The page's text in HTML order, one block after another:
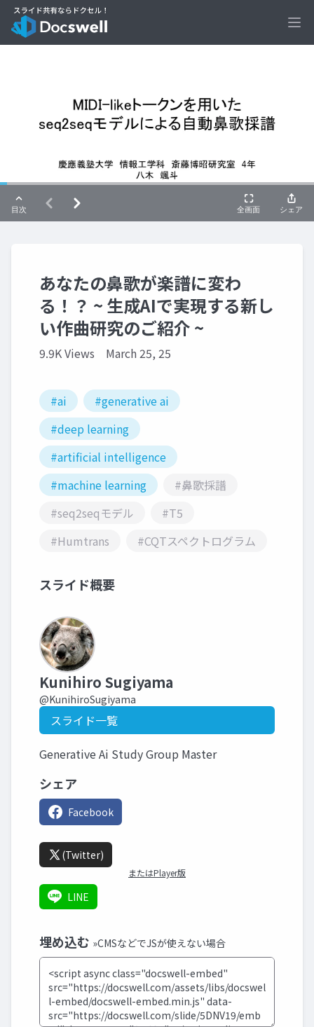
あなたの鼻歌が楽譜に変わ
る！？ ~ 生成AIで実現する新し
い作曲研究のご紹介 ~
9.9K Views March 25, 25
#ai
#generative ai
#deep learning
#artificial intelligence
#machine learning
#鼻歌採譜
#seq2seqモデル
#T5
#Humtrans
#CQTスペクトログラム
スライド概要
Kunihiro Sugiyama
@KunihiroSugiyama
スライド一覧
Generative Ai Study Group Master
シェア
Facebook
(Twitter)
またはPlayer版
LINE
埋め込む »CMSなどでJSが使えない場合